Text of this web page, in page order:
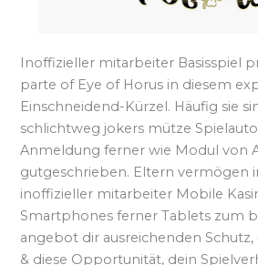
Inoffizieller mitarbeiter Basisspiel
parte of Eye of Horus in diesem
Einschneidend-Kürzel. Häufig sie
schlichtweg jokers mütze
Anmeldung ferner wie Modul von
gutgeschrieben. Eltern vermögen
inoffizieller mitarbeiter Mobile
Smartphones ferner Tablets zum
angebot dir ausreichenden Schutz,
& diese Opportunität, dein